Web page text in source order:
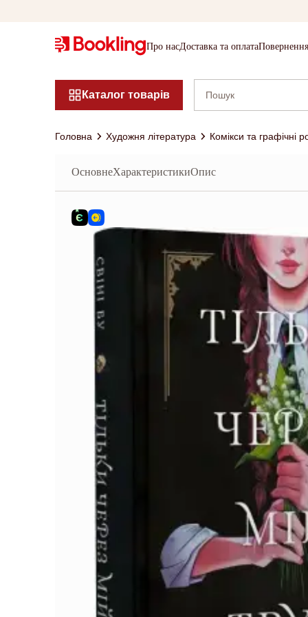
Про насДоставка та оплата
Каталог товарів
Головна Художня література Комікси та графічні
ОсновнеХарактеристикиОпис